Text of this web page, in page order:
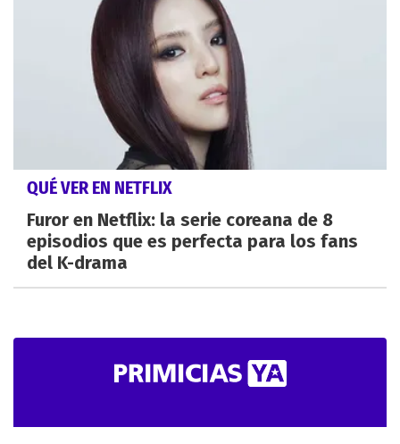
QUÉ VER EN NETFLIX
Furor en Netflix: la serie coreana de 8
episodios que es perfecta para los fans
del K-drama